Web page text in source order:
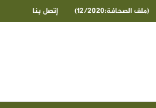
(ملف الصحافة:12/2020) إتصل بنا